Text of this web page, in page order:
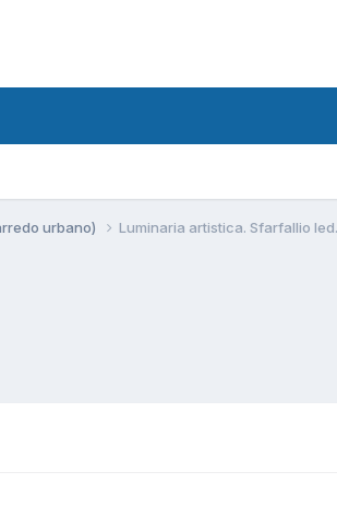
urbano) Luminaria artistica. Sfarfallio led.